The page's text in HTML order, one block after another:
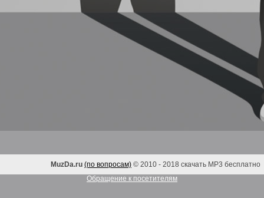
MuzDa.ru (по вопросам) © 2010 - 2018 скачать MP3 бесплатно
Обращение к посетителям